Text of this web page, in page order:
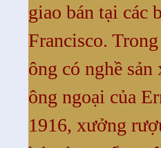
giao bán tại các
Francisco.
ông có nghề
ông ngoại của
1916, xưởng